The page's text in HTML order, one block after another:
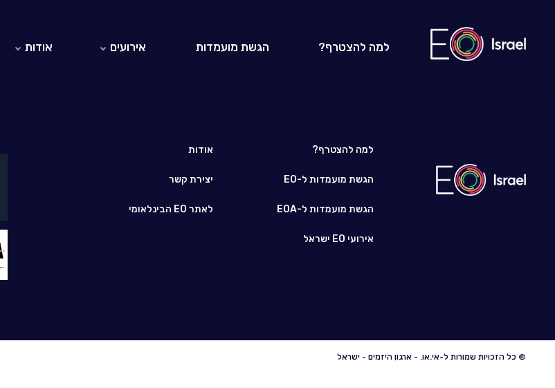
למה להצטרף? הגשת מועמדות
אירועים
אודות
למה להצטרף?
הגשת מועמדות ל-EO
הגשת מועמדות ל-EOA
אירועי EO ישראל
אודות
יצירת קשר
לאתר EO הבינלאומי
© כל הזכויות שמורות ל-אי.או. - ארגון היזמים - ישראל